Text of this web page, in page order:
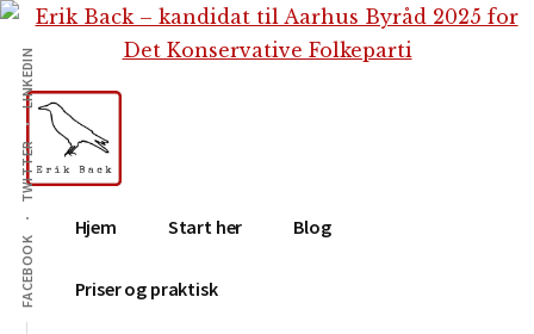
Skip
indhold
Gå
primær
sidebar
Skip
footer
Additional
menu
FACEBOOK
TWITTER
LINKEDIN
Erik
Back
Tekstforfatter,
content
creation,
blog,
Hjem Start her Blog
Priser og praktisk